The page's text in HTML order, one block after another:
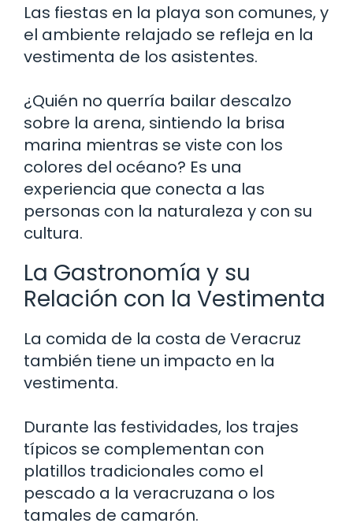
Las fiestas en la playa son comunes, y
el ambiente relajado se refleja en la
vestimenta de los asistentes.
¿Quién no querría bailar descalzo
sobre la arena, sintiendo la brisa
marina mientras se viste con los
colores del océano? Es una
experiencia que conecta a las
personas con la naturaleza y con su
cultura.
La Gastronomía y su
Relación con la Vestimenta
La comida de la costa de Veracruz
también tiene un impacto en la
vestimenta.
Durante las festividades, los trajes
típicos se complementan con
platillos tradicionales como el
pescado a la veracruzana o los
tamales de camarón.